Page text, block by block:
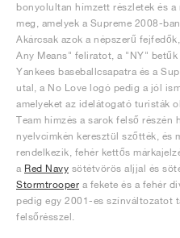
bonyolultan hímzett részletek és
meg, amelyek a Supreme 2008-
Akárcsak azok a népszerű
Any Means" feliratot, a "NY"
Yankees baseballcsapatra és a
utal, a No Love logó pedig a jól
amelyeket az idelátogató turisták
Team hímzés a sarok felső részén
nyelvcímkén keresztül szőtték, és
rendelkezik, fehér kettős
a Red Navy sötétvörös aljjal és
Stormtrooper a fekete és a fehér
pedig egy 2001-es színváltozatot
felsőrésszel.